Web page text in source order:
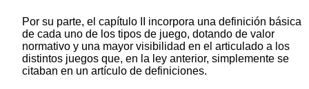
Por su parte, el capítulo II incorpora una definición básica
de cada uno de los tipos de juego, dotando de valor
normativo y una mayor visibilidad en el articulado a los
distintos juegos que, en la ley anterior, simplemente se
citaban en un artículo de definiciones.